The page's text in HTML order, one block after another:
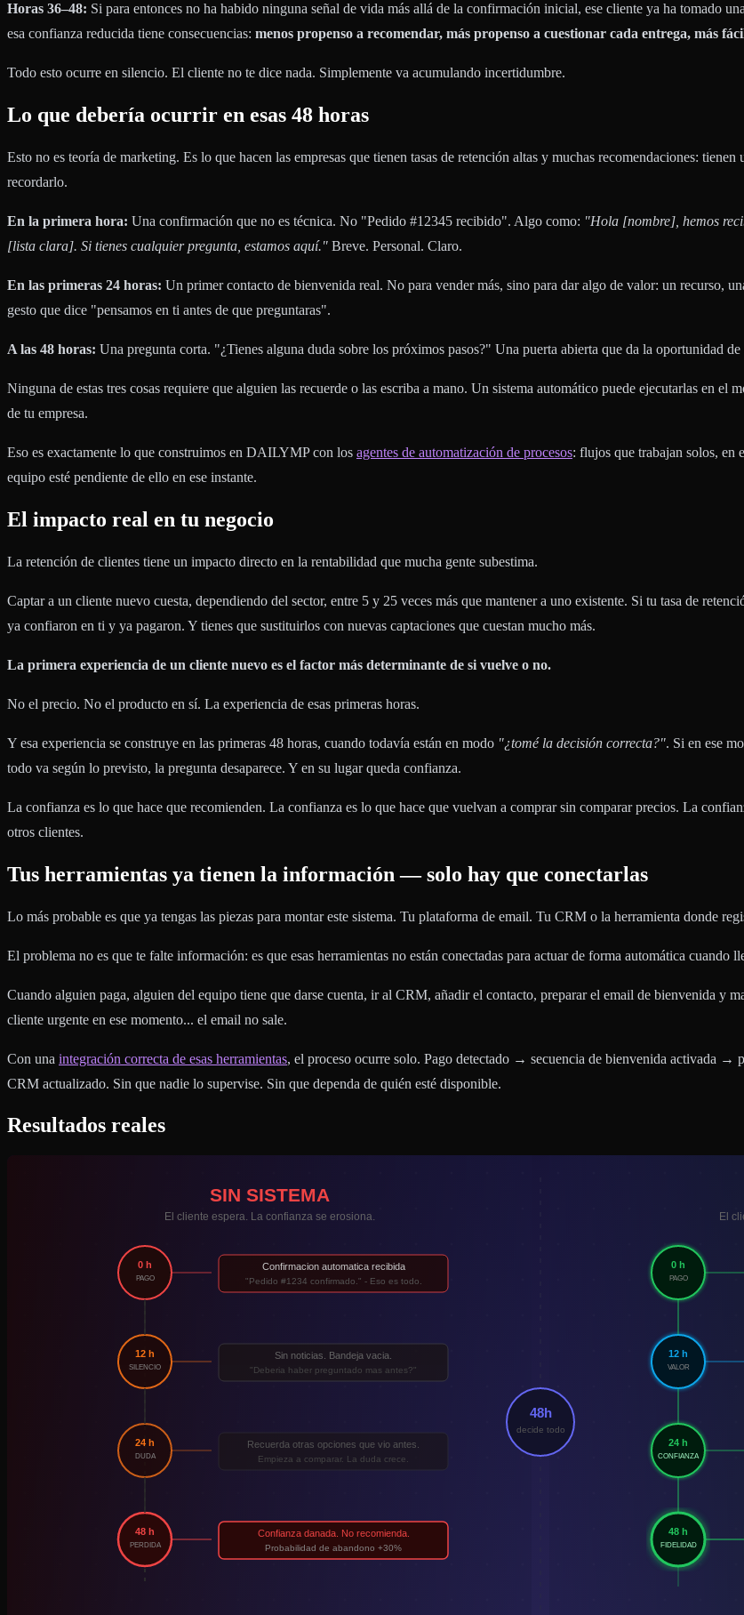
Horas 36–48: Si para entonces no ha habido ninguna señal de vida más allá de la confirmación inicial, ese cliente ya ha tomado
esa confianza reducida tiene consecuencias: menos propenso a recomendar, más propenso a cuestionar cada entrega, más
Todo esto ocurre en silencio. El cliente no te dice nada. Simplemente va acumulando incertidumbre.
Lo que debería ocurrir en esas 48 horas
Esto no es teoría de marketing. Es lo que hacen las empresas que tienen tasas de retención altas y muchas recomendaciones:
recordarlo.
En la primera hora: Una confirmación que no es técnica. No "Pedido #12345 recibido". Algo como: "Hola [nombre], hemos
[lista clara]. Si tienes cualquier pregunta, estamos aquí." Breve. Personal. Claro.
En las primeras 24 horas: Un primer contacto de bienvenida real. No para vender más, sino para dar algo de valor: un recurso,
gesto que dice "pensamos en ti antes de que preguntaras".
A las 48 horas: Una pregunta corta. "¿Tienes alguna duda sobre los próximos pasos?" Una puerta abierta que da la oportunidad
Ninguna de estas tres cosas requiere que alguien las recuerde o las escriba a mano. Un sistema automático puede ejecutarlas en
de tu empresa.
Eso es exactamente lo que construimos en DAILYMP con los agentes de automatización de procesos: flujos que trabajan solos, en
equipo esté pendiente de ello en ese instante.
El impacto real en tu negocio
La retención de clientes tiene un impacto directo en la rentabilidad que mucha gente subestima.
Captar a un cliente nuevo cuesta, dependiendo del sector, entre 5 y 25 veces más que mantener a uno existente. Si tu tasa de
ya confiaron en ti y ya pagaron. Y tienes que sustituirlos con nuevas captaciones que cuestan mucho más.
La primera experiencia de un cliente nuevo es el factor más determinante de si vuelve o no.
No el precio. No el producto en sí. La experiencia de esas primeras horas.
Y esa experiencia se construye en las primeras 48 horas, cuando todavía están en modo "¿tomé la decisión correcta?". Si en ese
todo va según lo previsto, la pregunta desaparece. Y en su lugar queda confianza.
La confianza es lo que hace que recomienden. La confianza es lo que hace que vuelvan a comprar sin comparar precios. La
otros clientes.
Tus herramientas ya tienen la información — solo hay que conectarlas
Lo más probable es que ya tengas las piezas para montar este sistema. Tu plataforma de email. Tu CRM o la herramienta donde
El problema no es que te falte información: es que esas herramientas no están conectadas para actuar de forma automática cuando
Cuando alguien paga, alguien del equipo tiene que darse cuenta, ir al CRM, añadir el contacto, preparar el email de bienvenida y
cliente urgente en ese momento... el email no sale.
Con una integración correcta de esas herramientas, el proceso ocurre solo. Pago detectado → secuencia de bienvenida activada
CRM actualizado. Sin que nadie lo supervise. Sin que dependa de quién esté disponible.
Resultados reales